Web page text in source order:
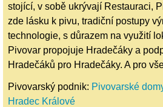
stojící, v sobě ukrývají Restauraci,
zde lásku k pivu, tradiční postupy
technologie, s důrazem na využití
Pivovar propojuje Hradečáky a
Hradečáků pro Hradečáky. A pro
Pivovarský podnik: Pivovarské
Hradec Králové